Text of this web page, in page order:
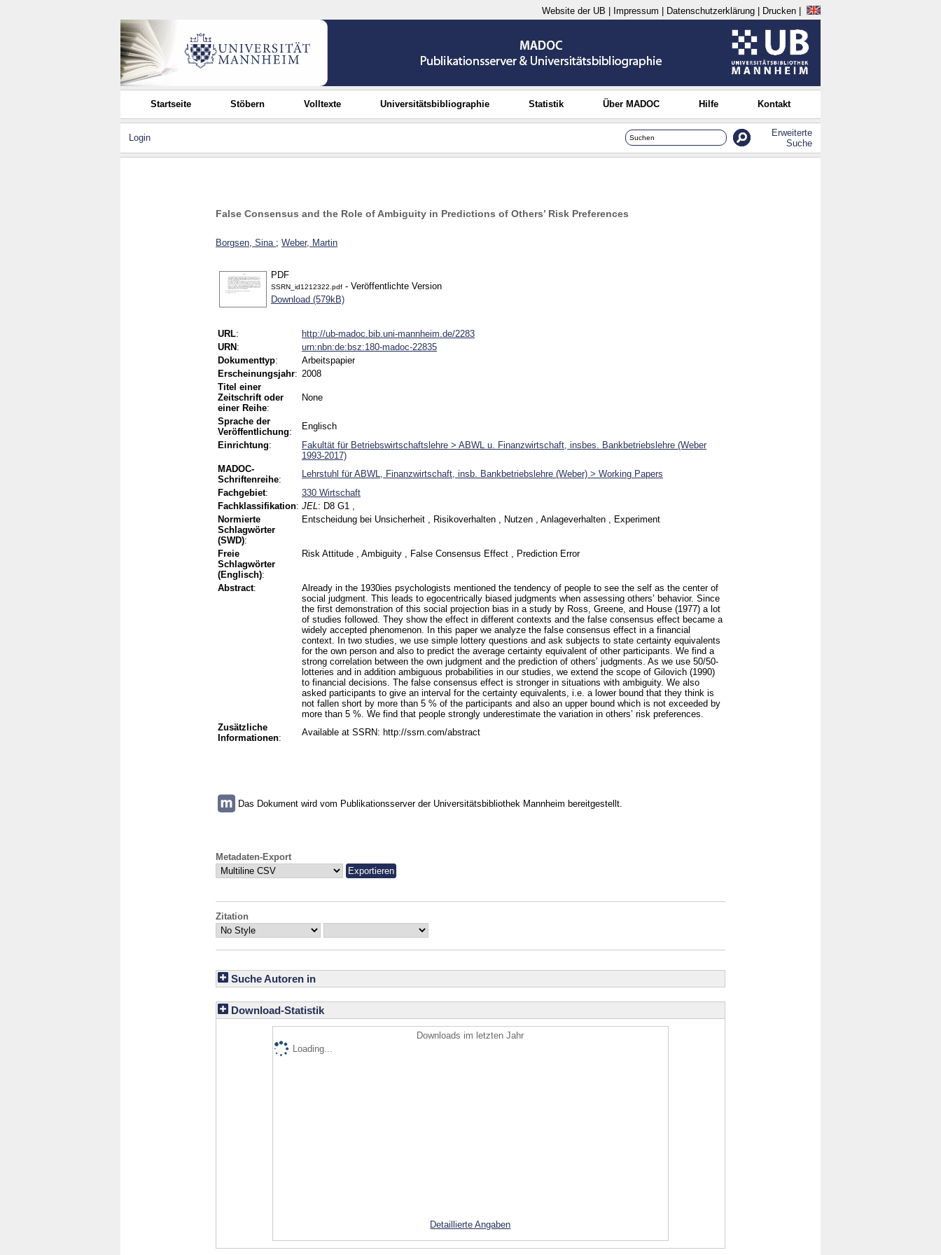
Website der UB Impressum Datenschutzerklärung Drucken
Startseite Stöbern Volltexte Universitätsbibliographie Statistik Über MADOC Hilfe Kontakt
Login
Erweiterte
Suche
False Consensus and the Role of Ambiguity in Predictions of Others’ Risk Preferences
Borgsen, Sina ; Weber, Martin
PDF
SSRN_id1212322.pdf - Veröffentlichte Version
Download (579kB)
URL:
http://ub-madoc.bib.uni-mannheim.de/2283
URN :
urn:nbn:de:bsz:180-madoc-22835
Dokumenttyp:
Arbeitspapier
Erscheinungsjahr: 2008
Titel einer
Zeitschrift oder
einer Reihe:
None
Sprache der
Veröffentlichung:
Englisch
Einrichtung:
Fakultät für Betriebswirtschaftslehre > ABWL u. Finanzwirtschaft, insbes. Bankbetriebslehre (Weber
1993-2017)
MADOC-
Schriftenreihe:
Lehrstuhl für ABWL, Finanzwirtschaft, insb. Bankbetriebslehre (Weber) > Working Papers
Fachgebiet:
330 Wirtschaft
Fachklassifikation: JEL: D8 G1 ,
Normierte
Schlagwörter
(SWD):
Entscheidung bei Unsicherheit , Risikoverhalten , Nutzen , Anlageverhalten , Experiment
Freie
Schlagwörter
(Englisch):
Risk Attitude , Ambiguity , False Consensus Effect , Prediction Error
Abstract:
Already in the 1930ies psychologists mentioned the tendency of people to see the self as the center of
social judgment. This leads to egocentrically biased judgments when assessing others’ behavior. Since
the first demonstration of this social projection bias in a study by Ross, Greene, and House (1977) a lot
of studies followed. They show the effect in different contexts and the false consensus effect became a
widely accepted phenomenon. In this paper we analyze the false consensus effect in a financial
context. In two studies, we use simple lottery questions and ask subjects to state certainty equivalents
for the own person and also to predict the average certainty equivalent of other participants. We find a
strong correlation between the own judgment and the prediction of others’ judgments. As we use 50/50-
lotteries and in addition ambiguous probabilities in our studies, we extend the scope of Gilovich (1990)
to financial decisions. The false consensus effect is stronger in situations with ambiguity. We also
asked participants to give an interval for the certainty equivalents, i.e. a lower bound that they think is
not fallen short by more than 5 % of the participants and also an upper bound which is not exceeded by
more than 5 %. We find that people strongly underestimate the variation in others’ risk preferences.
Zusätzliche
Informationen:
Available at SSRN: http://ssrn.com/abstract
Das Dokument wird vom Publikationsserver der Universitätsbibliothek Mannheim bereitgestellt.
Metadaten-Export
Zitation
Suche Autoren in
Download-Statistik
Downloads im letzten Jahr
Loading...
Detaillierte Angaben